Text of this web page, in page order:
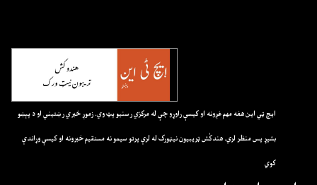
ايچ ټي اين هغه مهم غږونه او کيسې راوړو چې له مرکزي رسنيو پټ وي. زموږ خبري رښتيني او د پېښو
بشپړ پس منظر لري. هندکُش ټريبيون نيټورک له لرې پرتو سيمو نه مستقيم خبرونه او کيسې وړاندې
کوي